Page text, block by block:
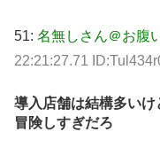
51: 名無しさん＠お腹
22:21:27.71
導入店舗は結構多い
冒険しすぎだろ